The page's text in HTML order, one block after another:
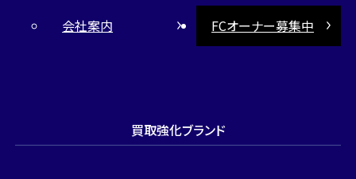
会社案内
FCオーナー募集中
買取強化ブランド